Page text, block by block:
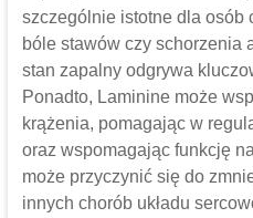
szczególnie istotne dla osób
bóle stawów czy schorzenia
stan zapalny odgrywa
Ponadto, Laminine może
krążenia, pomagając w
oraz wspomagając funkcję
może przyczynić się do
innych chorób układu